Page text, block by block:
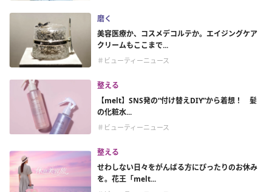
磨く
美容医療か、コスメデコルテか。エイジングケア
クリームもここまで...
＃ビューティーニュース
整える
【melt】SNS発の“付け替えDIY”から着想！ 髪
の化粧水...
＃ビューティーニュース
整える
せわしない日々をがんばる方にぴったりのお休み
を。花王「melt...